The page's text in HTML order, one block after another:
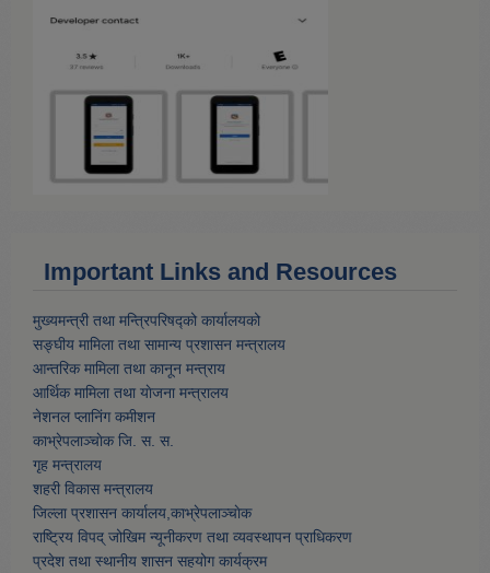
Important Links and Resources
मुख्यमन्त्री तथा मन्त्रिपरिषद्को कार्यालयको
सङ्घीय मामिला तथा सामान्य प्रशासन मन्त्रालय
आन्तरिक मामिला तथा कानून मन्त्राय
आर्थिक मामिला तथा याेजना मन्त्रालय
नेशनल प्लानिंग कमीशन
काभ्रेपलाञ्चाेक जि. स. स.
गृह मन्त्रालय
शहरी विकास मन्त्रालय
जिल्ला प्रशासन कार्यालय,काभ्रेपलाञ्चाेक
राष्ट्रिय विपद् जोखिम न्यूनीकरण तथा व्यवस्थापन प्राधिकरण
प्रदेश तथा स्थानीय शासन सहयोग कार्यक्रम